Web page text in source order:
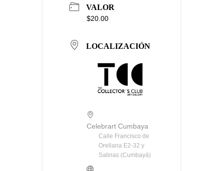
VALOR
$20.00
LOCALIZACIÓN
Celebrart Cumbaya
Calle Francisco de
Orellana E2-32 y
Salinas (Cumbayá)